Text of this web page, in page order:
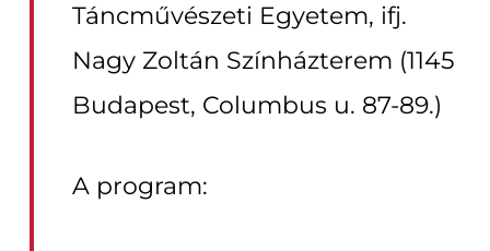
Táncművészeti Egyetem, ifj.
Nagy Zoltán Színházterem (1145
Budapest, Columbus u. 87-89.)
A program: